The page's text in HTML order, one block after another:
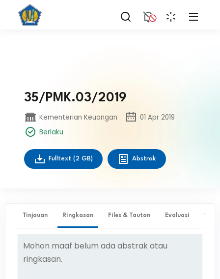
35/PMK.03/2019
Kementerian Keuangan
01 Apr 2019
Berlaku
Fulltext (2 GB) Abstrak
Tinjauan Ringkasan Files & Tautan Evaluasi ✨
Mohon maaf belum ada abstrak atau
ringkasan.